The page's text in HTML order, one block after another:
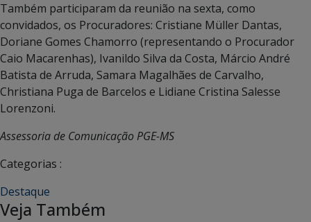
Também participaram da reunião na sexta, como
convidados, os Procuradores: Cristiane Müller Dantas,
Doriane Gomes Chamorro (representando o Procurador
Caio Macarenhas), Ivanildo Silva da Costa, Márcio André
Batista de Arruda, Samara Magalhães de Carvalho,
Christiana Puga de Barcelos e Lidiane Cristina Salesse
Lorenzoni.
Assessoria de Comunicação PGE-MS
Categorias :
Destaque
Veja Também